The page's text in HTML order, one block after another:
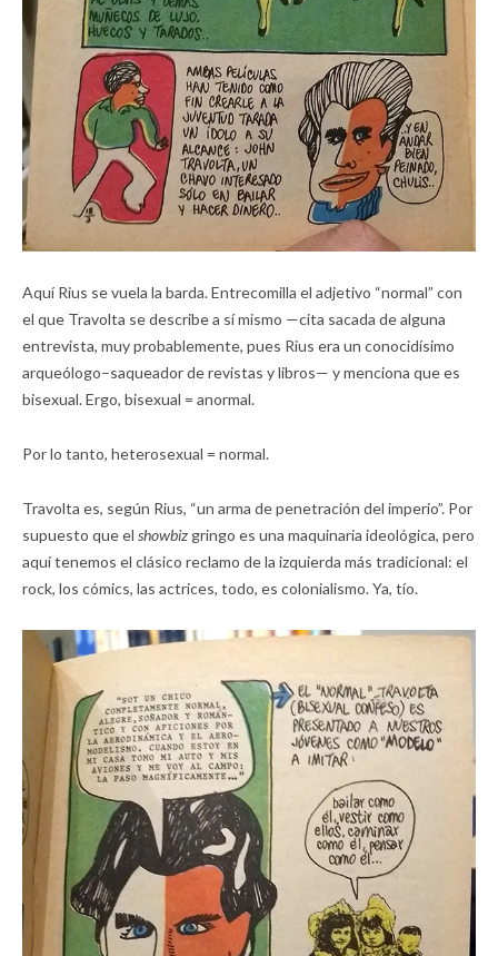
Aquí Rius se vuela la barda. Entrecomilla el adjetivo “normal” con
el que Travolta se describe a sí mismo —cita sacada de alguna
entrevista, muy probablemente, pues Rius era un conocidísimo
arqueólogo–saqueador de revistas y libros— y menciona que es
bisexual. Ergo, bisexual = anormal.
Por lo tanto, heterosexual = normal.
Travolta es, según Rius, “un arma de penetración del imperio”. Por
supuesto que el showbiz gringo es una maquinaria ideológica, pero
aquí tenemos el clásico reclamo de la izquierda más tradicional: el
rock, los cómics, las actrices, todo, es colonialismo. Ya, tío.